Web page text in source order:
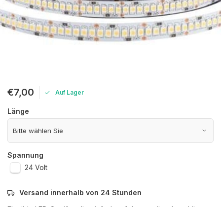
€7,00 Auf Lager
Länge
Spannung
24 Volt
Versand innerhalb von 24 Stunden